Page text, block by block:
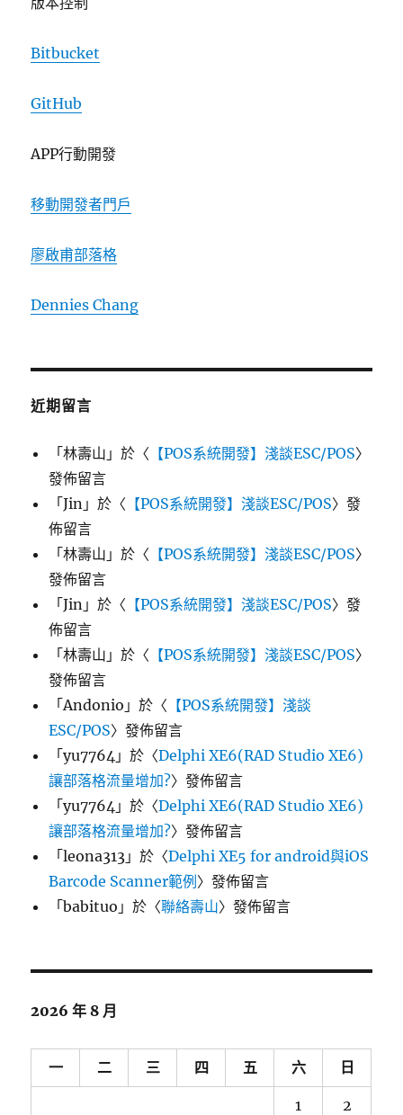
Bitbucket
GitHub
APP行動開發
移動開發者門戶
廖啟甫部落格
Dennies Chang
近期留言
「林壽山 」於〈 【POS系統開發】淺談ESC/POS〉
發佈留言
「Jin 」於〈 【POS系統開發】淺談ESC/POS〉發
佈留言
「林壽山 」於〈 【POS系統開發】淺談ESC/POS〉
發佈留言
「Jin 」於〈 【POS系統開發】淺談ESC/POS〉發
佈留言
「林壽山 」於〈 【POS系統開發】淺談ESC/POS〉
發佈留言
「Andonio 」於〈 【POS系統開發】淺談
ESC/POS〉發佈留言
「yu7764 」於〈Delphi XE6(RAD Studio XE6)
讓部落格流量增加?〉發佈留言
「yu7764 」於〈Delphi XE6(RAD Studio XE6)
讓部落格流量增加?〉發佈留言
「leona313 」於〈Delphi XE5 for android與iOS
Barcode Scanner範例 〉發佈留言
「babituo 」於〈聯絡壽山〉發佈留言
2026 年 8 月
一 二 三 四 五 六 日
1 2